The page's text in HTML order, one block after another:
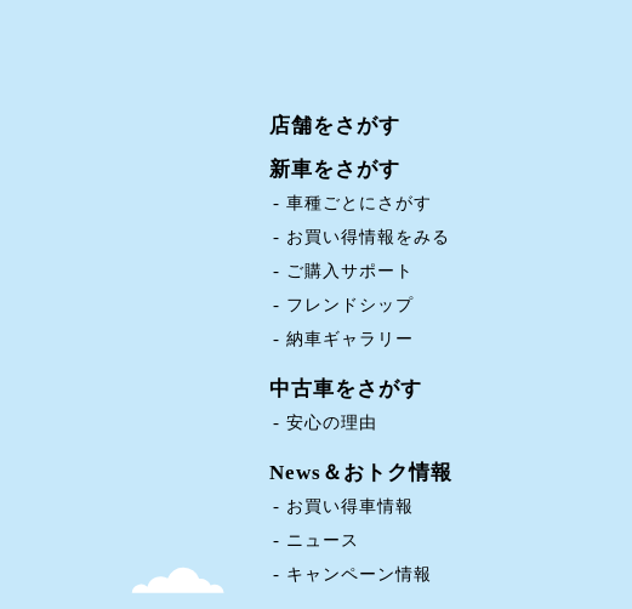
店舗をさがす
新車をさがす
車種ごとにさがす
お買い得情報をみる
ご購入サポート
フレンドシップ
納車ギャラリー
中古車をさがす
安心の理由
News＆おトク情報
お買い得車情報
ニュース
キャンペーン情報